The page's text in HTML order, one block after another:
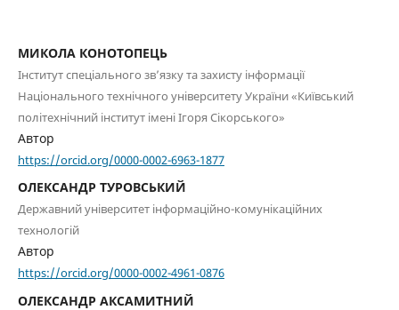
МИКОЛА КОНОТОПЕЦЬ
Інститут спеціального зв’язку та захисту інформації
Національного технічного університету України «Київський
політехнічний інститут імені Ігоря Сікорського»
Автор
https://orcid.org/0000-0002-6963-1877
ОЛЕКСАНДР ТУРОВСЬКИЙ
Державний університет інформаційно-комунікаційних
технологій
Автор
https://orcid.org/0000-0002-4961-0876
ОЛЕКСАНДР АКСАМИТНИЙ